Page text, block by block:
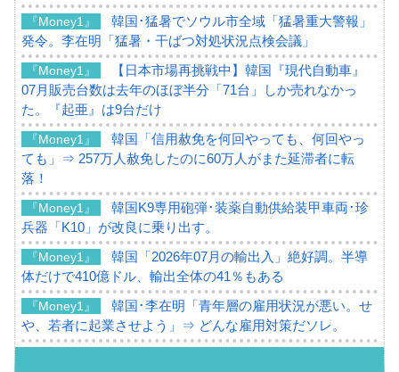
『Money1』
韓国･猛暑でソウル市全域「猛暑重大警報」
発令。李在明「猛暑・干ばつ対処状況点検会議」
『Money1』
【日本市場再挑戦中】韓国『現代自動車』
07月販売台数は去年のほぼ半分「71台」しか売れなかっ
た。『起亜』は9台だけ
『Money1』
韓国「信用赦免を何回やっても、何回やっ
ても」⇒ 257万人赦免したのに60万人がまた延滞者に転
落！
『Money1』
韓国K9専用砲弾･装薬自動供給装甲車両･珍
兵器「K10」が改良に乗り出す。
『Money1』
韓国「2026年07月の輸出入」絶好調。半導
体だけで410億ドル、輸出全体の41％もある
『Money1』
韓国･李在明「青年層の雇用状況が悪い。せ
や、若者に起業させよう」⇒ どんな雇用対策だソレ。